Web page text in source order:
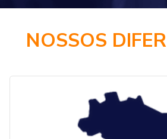
NOSSOS